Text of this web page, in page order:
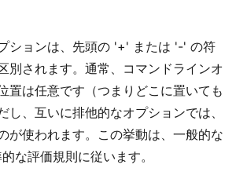
ションは、先頭の '+' または '-' の符
別されます。通常、コマンドラインオ
置は任意です（つまりどこに置いても
し、互いに排他的なオプションでは、
が使われます。この挙動は、一般的な
な評価規則に従います。